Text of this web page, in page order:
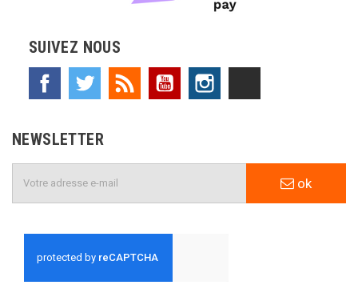
SUIVEZ NOUS
Facebook Twitter Rss YouTube
NEWSLETTER
ok